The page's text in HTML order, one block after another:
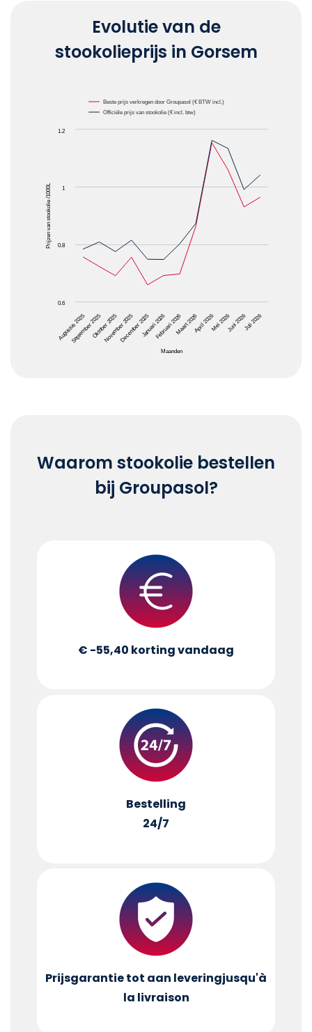
Evolutie van de
stookolieprijs in Gorsem
Line chart with 2 lines.
The chart has 1 X axis displaying Maanden.
The chart has 1 Y axis displaying Prijzen van
Maanden
Prijzen van stookolie /1000L
Beste prijs verkregen door Groupasol (€ BTW incl.)
Officiële prijs van stookolie (€ incl. btw)
Augustus 2025
September 2025Oktober 2025
November 2025December 2025Januari 2026Februari 2026Maart 2026April 2026Mei 2026Juni 2026Juli 2026
0.6
0.8
1
1.2
Waarom stookolie bestellen
bij Groupasol?
€ -55,40 korting vandaag
Bestelling
24/7
Prijsgarantie tot aan leveringjusqu'à
la livraison